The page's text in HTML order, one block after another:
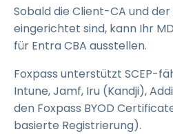
Sobald die Client-CA und der
eingerichtet sind, kann Ihr
für Entra CBA ausstellen.
Foxpass unterstützt SCEP-
Intune, Jamf, Iru (Kandji),
den Foxpass BYOD
basierte Registrierung).